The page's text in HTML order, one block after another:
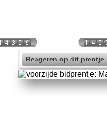
Reageren op dit prentje